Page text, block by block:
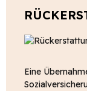
Eine